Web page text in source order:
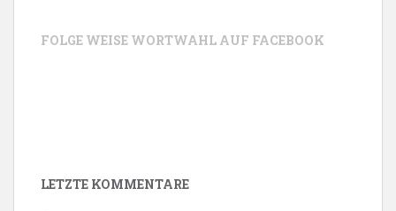
FOLGE WEISE WORTWAHL AUF FACEBOOK
LETZTE KOMMENTARE